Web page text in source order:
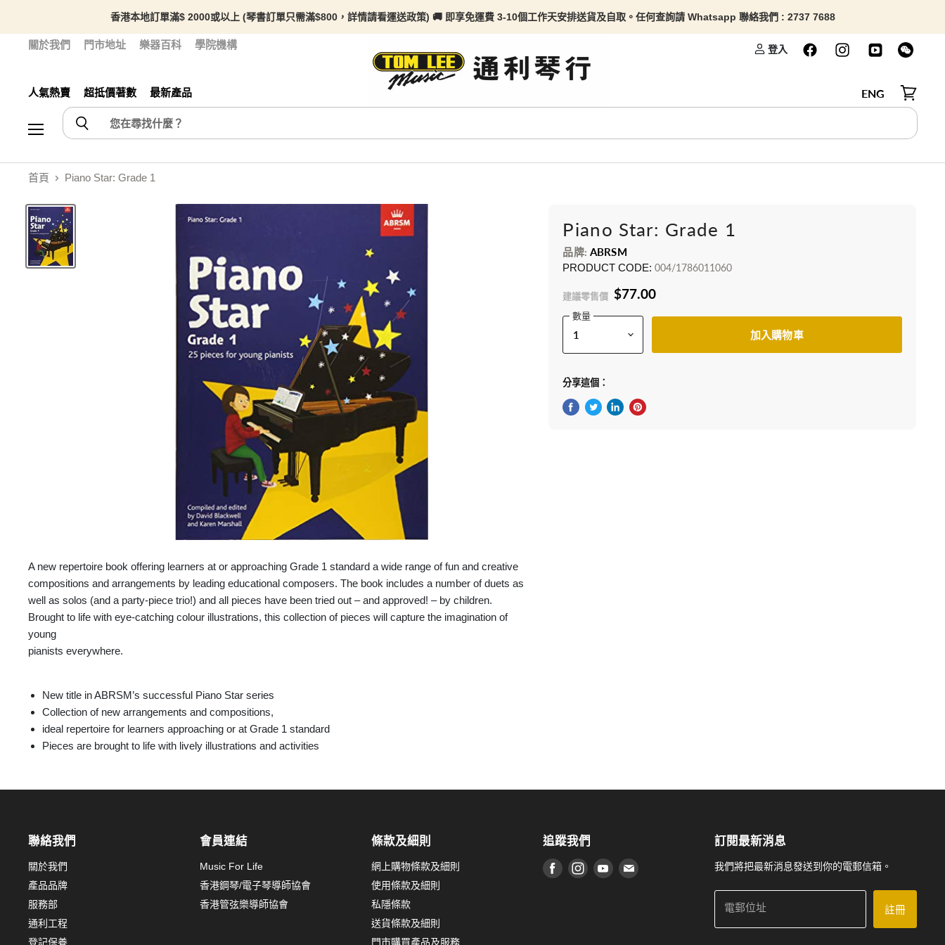
香港本地訂單滿$ 2000或以上 (琴書訂單只需滿$800，詳情請看運送政策) 🚚 即享免運費 3-10個工作天安排送貨及自取。任何查詢請 Whatsapp 聯絡我們 : 2737 7688
關於我們 門市地址 樂器百科 學院機構
人氣熱賣 超抵價著數 最新產品
登入
ENG
檢視購
首頁 Piano Star: Grade 1
Piano Star: Grade 1
品牌:ABRSM
PRODUCT CODE:004/1786011060
建議零售價 $77.00
數量
加入購物車
分享這個：
A new repertoire book offering learners at or approaching Grade 1 standard a wide range of fun and creative
compositions and arrangements by leading educational composers. The book includes a number of duets as
well as solos (and a party-piece trio!) and all pieces have been tried out – and approved! – by children.
Brought to life with eye-catching colour illustrations, this collection of pieces will capture the imagination of
young
pianists everywhere.
New title in ABRSM’s successful Piano Star series
Collection of new arrangements and compositions,
ideal repertoire for learners approaching or at Grade 1 standard
Pieces are brought to life with lively illustrations and activities
聯絡我們
關於我們
產品品牌
服務部
通利工程
登記保養
會員連結
Music For Life
香港鋼琴/電子琴導師協會
香港管弦樂導師協會
條款及細則
網上購物條款及細則
使用條款及細則
私隱條款
送貨條款及細則
門市購買產品及服務
追蹤我們
在 Facebook 上找到我們
在 Instagram 上找到我們
在 Youtube 上找到我們
在 電子郵件 上找到我們
訂閱最新消息
我們將把最新消息發送到你的電郵信箱。
電郵位址 註冊